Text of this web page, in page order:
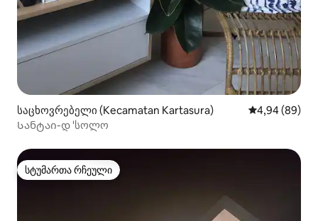
საცხოვრებელი (Kecamatan Kartasura) საშუალო
4,94 (89)
Სანტაი-დ 'სოლო
სტუმართა რჩეული
სტუმართა რჩეული